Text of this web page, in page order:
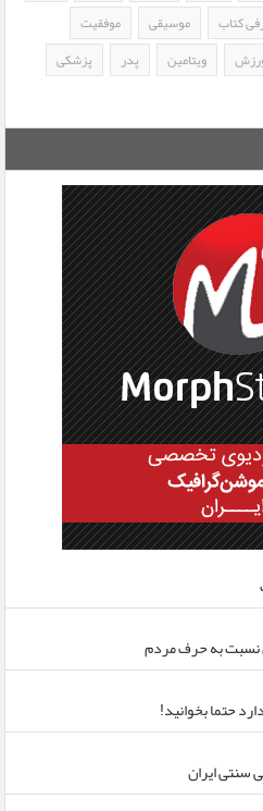
کتاب موسیقی
موفقیت
ویتامین پدر
پزشکی
نسبت به حرف مردم
حتما بخوانید!
سنتی ایران